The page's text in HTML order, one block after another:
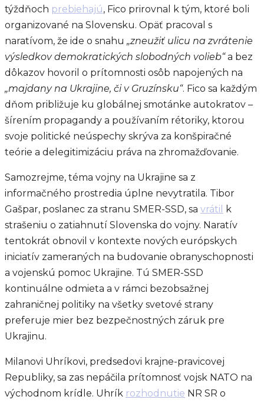
týždňoch prebiehajú, Fico prirovnal k tým, ktoré boli
organizované na Slovensku. Opäť pracoval s
naratívom, že ide o snahu „zneužiť ulicu na zvrátenie
výsledkov demokratických slobodných volieb“ a bez
dôkazov hovoril o prítomnosti osôb napojených na
„majdany na Ukrajine, či v Gruzínsku“. Fico sa každým
dňom približuje ku globálnej smotánke autokratov –
šírením propagandy a používaním rétoriky, ktorou
svoje politické neúspechy skrýva za konšpiračné
teórie a delegitimizáciu práva na zhromažďovanie.
Samozrejme, téma vojny na Ukrajine sa z
informačného prostredia úplne nevytratila. Tibor
Gašpar, poslanec za stranu SMER-SSD, sa vrátil
k
strašeniu o zatiahnutí Slovenska do vojny. Naratív
tentokrát obnovil v kontexte nových európskych
iniciatív zameraných na budovanie obranyschopnosti
a vojenskú pomoc Ukrajine. Tú SMER-SSD
kontinuálne odmieta a v rámci bezobsažnej
zahraničnej politiky na všetky svetové strany
preferuje mier bez bezpečnostných záruk pre
Ukrajinu.
Milanovi Uhríkovi, predsedovi krajne-pravicovej
Republiky, sa zas nepáčila prítomnosť vojsk NATO na
východnom krídle. Uhrík rozhodnutie NR SR o